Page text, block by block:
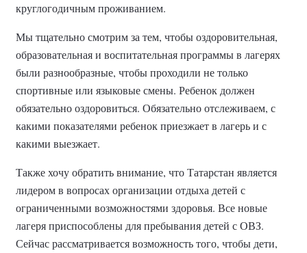
круглогодичным проживанием.
Мы тщательно смотрим за тем, чтобы оздоровительная,
образовательная и воспитательная программы в лагерях
были разнообразные, чтобы проходили не только
спортивные или языковые смены. Ребенок должен
обязательно оздоровиться. Обязательно отслеживаем, с
какими показателями ребенок приезжает в лагерь и с
какими выезжает.
Также хочу обратить внимание, что Татарстан является
лидером в вопросах организации отдыха детей с
ограниченными возможностями здоровья. Все новые
лагеря приспособлены для пребывания детей с ОВЗ.
Сейчас рассматривается возможность того, чтобы дети,